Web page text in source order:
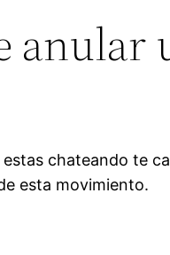
anular
chateando te
esta movimiento.